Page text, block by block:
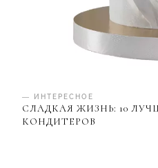
— ИНТЕРЕСНОЕ
СЛАДКАЯ ЖИЗНЬ: 10
КОНДИТЕРОВ